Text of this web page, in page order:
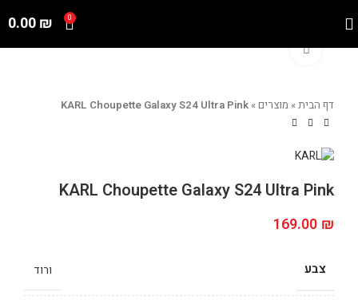
0
0.00₪
Click to enlarge
דף הבית» מוצרים»
KARL Choupette Galaxy S24 Ultra Pink
KARL Choupette Galaxy S24 Ultra Pink
169.00 ₪
צבע ורוד